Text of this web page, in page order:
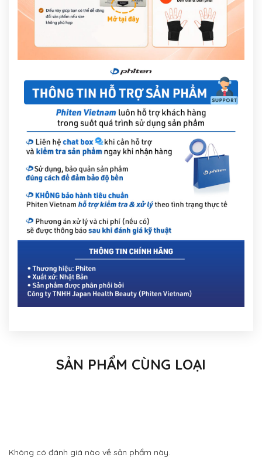
SẢN PHẨM CÙNG LOẠI
Không có đánh giá nào về sản phẩm này.